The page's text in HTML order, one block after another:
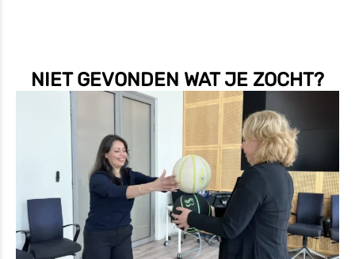
NIET GEVONDEN WAT JE ZOCHT?